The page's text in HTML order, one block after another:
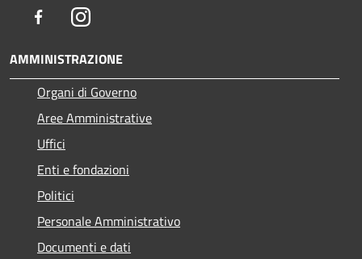
FacebookInstagram
AMMINISTRAZIONE
Organi di Governo
Aree Amministrative
Uffici
Enti e fondazioni
Politici
Personale Amministrativo
Documenti e dati